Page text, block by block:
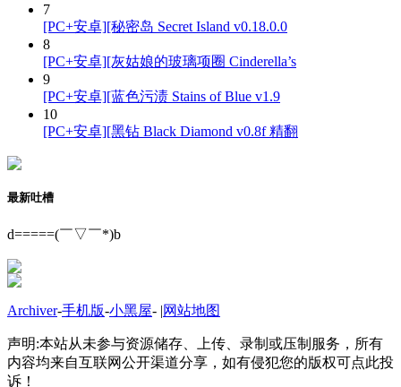
7
[PC+安卓][秘密岛 Secret Island v0.18.0.0
8
[PC+安卓][灰姑娘的玻璃项圈 Cinderella’s
9
[PC+安卓][蓝色污渍 Stains of Blue v1.9
10
[PC+安卓][黑钻 Black Diamond v0.8f 精翻
最新吐槽
d=====(￣▽￣*)b
Archiver-手机版-小黑屋- |网站地图
声明:本站从未参与资源储存、上传、录制或压制服务，所有
内容均来自互联网公开渠道分享，如有侵犯您的版权可点此投
诉！